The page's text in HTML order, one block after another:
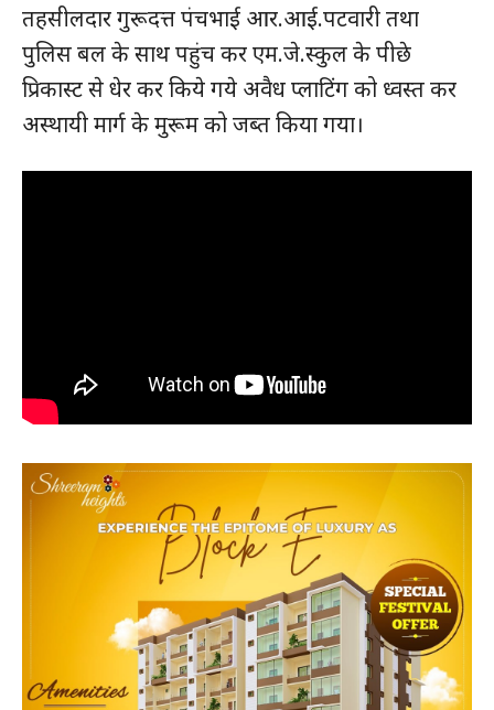
तहसीलदार गुरूदत्त पंचभाई आर.आई.पटवारी तथा
पुलिस बल के साथ पहुंच कर एम.जे.स्कुल के पीछे
प्रिकास्ट से धेर कर किये गये अवैध प्लाटिंग को ध्वस्त कर
अस्थायी मार्ग के मुरूम को जब्त किया गया।